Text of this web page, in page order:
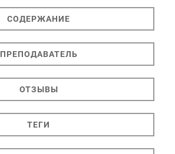
СОДЕРЖАНИЕ
ПРЕПОДАВАТЕЛЬ
ОТЗЫВЫ
ТЕГИ